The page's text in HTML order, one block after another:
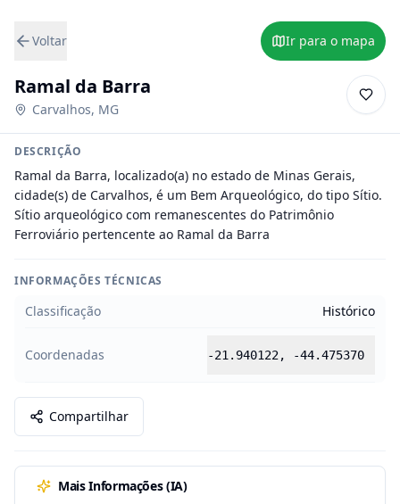
Voltar Ir para o mapa
Ramal da Barra
Carvalhos, MG
DESCRIÇÃO
Ramal da Barra, localizado(a) no estado de Minas Gerais,
cidade(s) de Carvalhos, é um Bem Arqueológico, do tipo Sítio.
Sítio arqueológico com remanescentes do Patrimônio
Ferroviário pertencente ao Ramal da Barra
INFORMAÇÕES TÉCNICAS
Classificação Histórico
Coordenadas -21.940122, -44.475370
Compartilhar
Mais Informações (IA)